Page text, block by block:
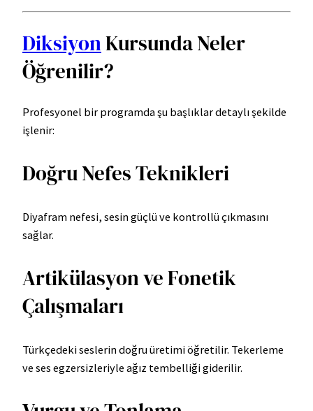
DiksiyonKursunda Neler
Öğrenilir?
Profesyonel bir programda şu başlıklar detaylı şekilde
işlenir:
Doğru Nefes Teknikleri
Diyafram nefesi, sesin güçlü ve kontrollü çıkmasını
sağlar.
Artikülasyon ve Fonetik
Çalışmaları
Türkçedeki seslerin doğru üretimi öğretilir. Tekerleme
ve ses egzersizleriyle ağız tembelliği giderilir.